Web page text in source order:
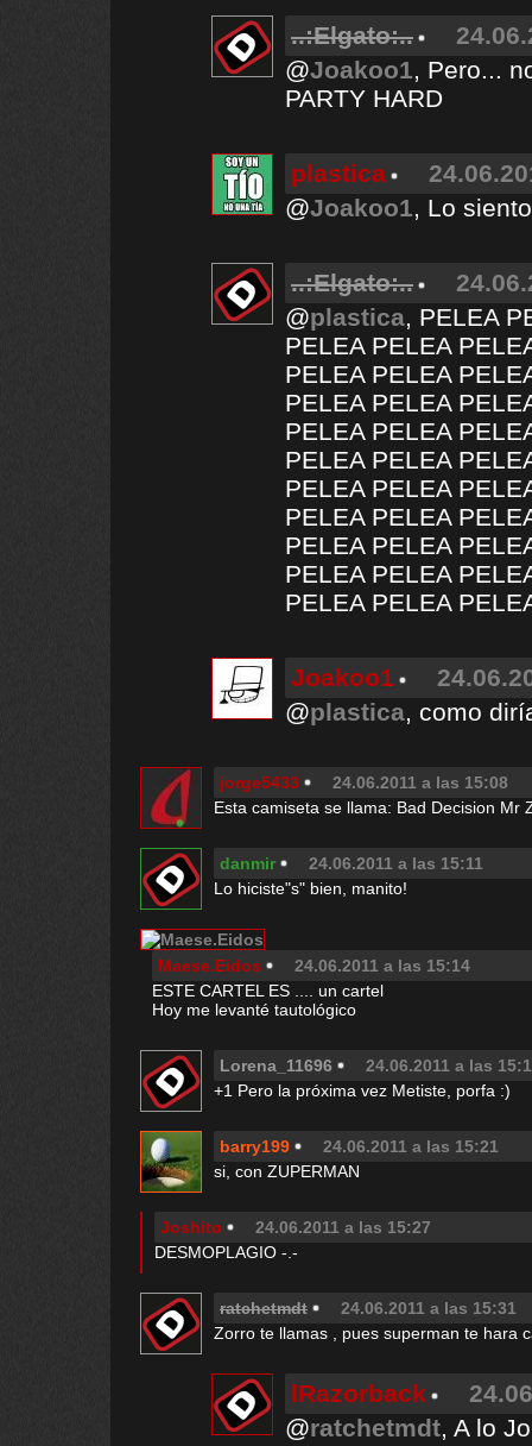
..:Elgato:..
@Joakoo1, Pero...
PARTY HARD
plastica
@Joakoo1, Lo
..:Elgato:..
@plastica, PELEA
PELEA PELEA
PELEA PELEA
PELEA PELEA
PELEA PELEA
PELEA PELEA
PELEA PELEA
PELEA PELEA
PELEA PELEA
PELEA PELEA
PELEA PELEA
Joakoo1
@plastica, como
jorge5433
24.06.2011 a las 15:08
Esta camiseta se llama: Bad Decision Mr
danmir
24.06.2011 a las 15:11
Lo hiciste"s" bien, manito!
Maese.Eidos
24.06.2011 a las 15:14
ESTE CARTEL ES .... un cartel
Hoy me levanté tautológico
Lorena_11696
24.06.2011 a las
+1 Pero la próxima vez Metiste, porfa :)
barry199
24.06.2011 a las 15:21
si, con ZUPERMAN
Joshito
24.06.2011 a las 15:27
DESMOPLAGIO -.-
ratchetmdt
24.06.2011 a las 15:31
Zorro te llamas , pues superman te hara
lRazorback
@ratchetmdt, A lo